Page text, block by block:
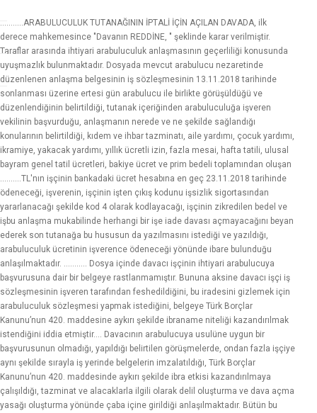
………..ARABULUCULUK TUTANAĞININ İPTALİ İÇİN AÇILAN DAVADA, ilk
derece mahkemesince "Davanın REDDİNE, " şeklinde karar verilmiştir.
Taraflar arasında ihtiyari arabuluculuk anlaşmasının geçerliliği konusunda
uyuşmazlık bulunmaktadır. Dosyada mevcut arabulucu nezaretinde
düzenlenen anlaşma belgesinin iş sözleşmesinin 13.11.2018 tarihinde
sonlanması üzerine ertesi gün arabulucu ile birlikte görüşüldüğü ve
düzenlendiğinin belirtildiği, tutanak içeriğinden arabuluculuğa işveren
vekilinin başvurduğu, anlaşmanın nerede ve ne şekilde sağlandığı
konularının belirtildiği, kıdem ve ihbar tazminatı, aile yardımı, çocuk yardımı,
ikramiye, yakacak yardımı, yıllık ücretli izin, fazla mesai, hafta tatili, ulusal
bayram genel tatil ücretleri, bakiye ücret ve prim bedeli toplamından oluşan
..........TL'nın işçinin bankadaki ücret hesabına en geç 23.11.2018 tarihinde
ödeneceği, işverenin, işçinin işten çıkış kodunu işsizlik sigortasından
yararlanacağı şekilde kod 4 olarak kodlayacağı, işçinin zikredilen bedel ve
işbu anlaşma mukabilinde herhangi bir işe iade davası açmayacağını beyan
ederek son tutanağa bu hususun da yazılmasını istediği ve yazıldığı,
arabuluculuk ücretinin işverence ödeneceği yönünde ibare bulunduğu
anlaşılmaktadır. ……….. Dosya içinde davacı işçinin ihtiyari arabulucuya
başvurusuna dair bir belgeye rastlanmamıştır. Bununa aksine davacı işçi iş
sözleşmesinin işveren tarafından feshedildiğini, bu iradesini gizlemek için
arabuluculuk sözleşmesi yapmak istediğini, belgeye Türk Borçlar
Kanunu’nun 420. maddesine aykırı şekilde ibraname niteliği kazandırılmak
istendiğini iddia etmiştir…. Davacının arabulucuya usulüne uygun bir
başvurusunun olmadığı, yapıldığı belirtilen görüşmelerde, ondan fazla işçiye
aynı şekilde sırayla iş yerinde belgelerin imzalatıldığı, Türk Borçlar
Kanunu’nun 420. maddesinde aykırı şekilde ibra etkisi kazandırılmaya
çalışıldığı, tazminat ve alacaklarla ilgili olarak delil oluşturma ve dava açma
yasağı oluşturma yönünde çaba içine girildiği anlaşılmaktadır. Bütün bu